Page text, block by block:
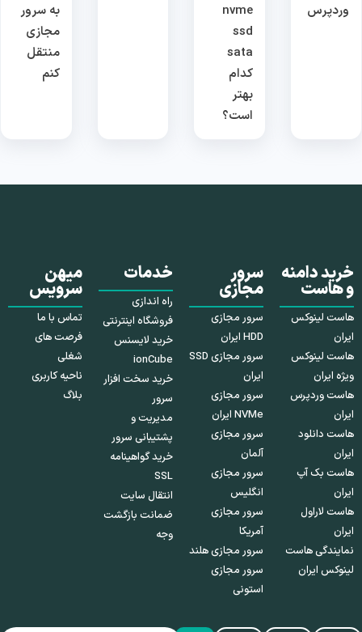
وردپرس
nvme
ssd
sata
کدام
بهتر
است؟
به سرور
مجازی
منتقل
کنم
خرید دامنه
و هاست
هاست لینوکس
ایران
هاست لینوکس
ویژه ایران
هاست وردپرس
ایران
هاست دانلود
ایران
هاست بک آپ
ایران
هاست لاراول
ایران
نمایندگی هاست
لینوکس ایران
سرور
مجازی
سرور مجازی
HDD ایران
سرور مجازی SSD
ایران
سرور مجازی
NVMe ایران
سرور مجازی
آلمان
سرور مجازی
انگلیس
سرور مجازی
آمریکا
سرور مجازی هلند
سرور مجازی
استونی
خدمات
راه اندازی
فروشگاه اینترنتی
خرید لایسنس
ionCube
خرید سخت افزار
سرور
مدیریت و
پشتیبانی سرور
خرید گواهینامه
SSL
انتقال سایت
ضمانت بازگشت
وجه
میهن
سرویس
تماس با ما
فرصت های
شغلی
ناحیه کاربری
بلاگ